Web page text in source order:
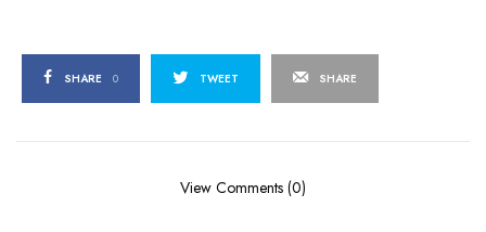
SHARE 0 TWEET SHARE
View Comments (0)